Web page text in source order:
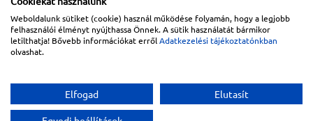
Webbolt | webdesign és implementáció:Webdream
Weboldalunk sütiket (cookie) használ működése folyamán, hogy a legjobb
felhasználói élményt nyújthassa Önnek. A sütik használatát bármikor
letilthatja! Bővebb információkat errőlAdatkezelési tájékoztatónkban
olvashat.
Elfogad Elutasít